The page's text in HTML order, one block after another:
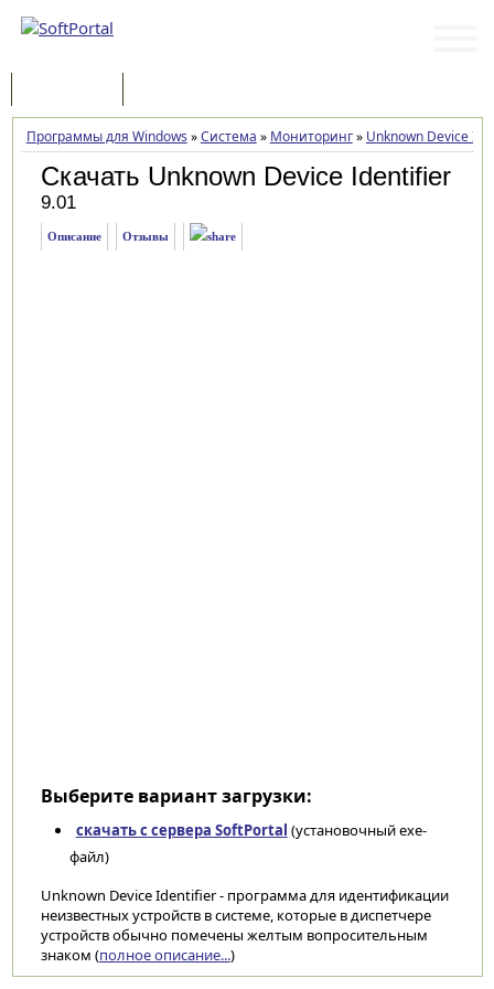
Программы для Windows »Система » Мониторинг» Unknown Device
Скачать Unknown Device Identifier
9.01
Описание Отзывы
Выберите вариант загрузки:
скачать с сервера SoftPortal (установочный exe-
файл)
Unknown Device Identifier - программа для идентификации
неизвестных устройств в системе, которые в диспетчере
устройств обычно помечены желтым вопросительным
знаком (полное описание...)